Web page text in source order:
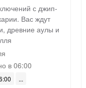
с джип-
Вас ждут
древние аулы и
в 06:00